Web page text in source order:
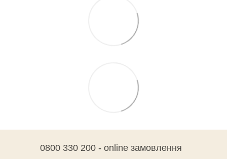
0800 330 200 - online замовлення